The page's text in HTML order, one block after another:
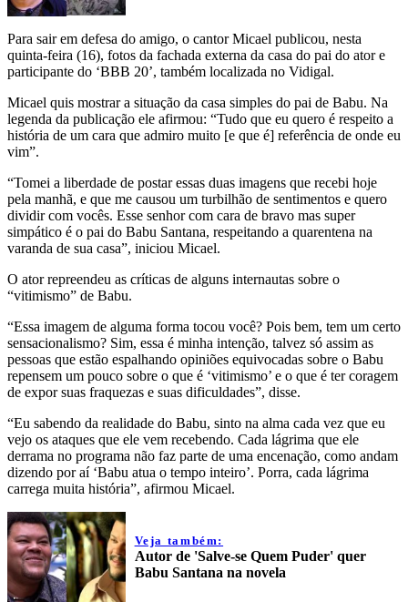
Para sair em defesa do amigo, o cantor Micael publicou, nesta
quinta-feira (16), fotos da fachada externa da casa do pai do ator e
participante do ‘BBB 20’, também localizada no Vidigal.
Micael quis mostrar a situação da casa simples do pai de Babu. Na
legenda da publicação ele afirmou: “Tudo que eu quero é respeito a
história de um cara que admiro muito [e que é] referência de onde eu
vim”.
“Tomei a liberdade de postar essas duas imagens que recebi hoje
pela manhã, e que me causou um turbilhão de sentimentos e quero
dividir com vocês. Esse senhor com cara de bravo mas super
simpático é o pai do Babu Santana, respeitando a quarentena na
varanda de sua casa”, iniciou Micael.
O ator repreendeu as críticas de alguns internautas sobre o
“vitimismo” de Babu.
“Essa imagem de alguma forma tocou você? Pois bem, tem um certo
sensacionalismo? Sim, essa é minha intenção, talvez só assim as
pessoas que estão espalhando opiniões equivocadas sobre o Babu
repensem um pouco sobre o que é ‘vitimismo’ e o que é ter coragem
de expor suas fraquezas e suas dificuldades”, disse.
“Eu sabendo da realidade do Babu, sinto na alma cada vez que eu
vejo os ataques que ele vem recebendo. Cada lágrima que ele
derrama no programa não faz parte de uma encenação, como andam
dizendo por aí ‘Babu atua o tempo inteiro’. Porra, cada lágrima
carrega muita história”, afirmou Micael.
Veja também:
Autor de 'Salve-se Quem Puder' quer
Babu Santana na novela